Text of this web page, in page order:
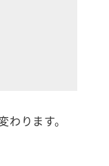
ります。